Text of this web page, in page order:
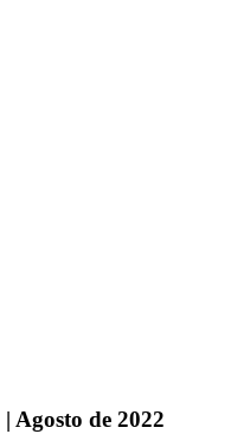
Agosto de 2022